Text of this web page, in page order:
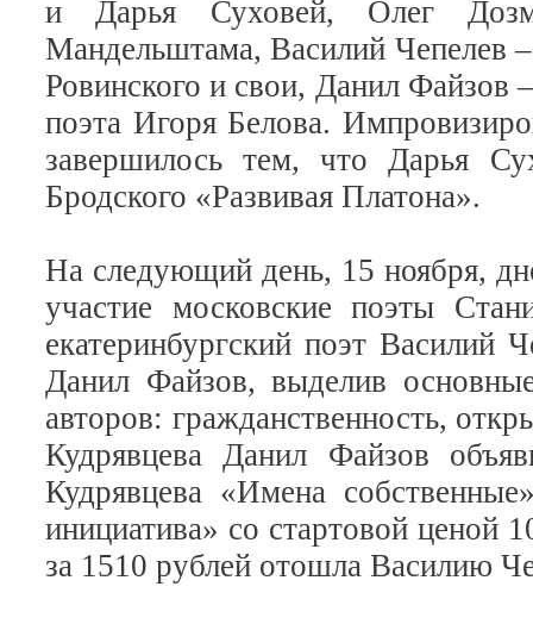
и Дарья Суховей, Олег
Мандельштама, Василий Чепелев
Ровинского и свои, Данил Файзов
поэта Игоря Белова.
завершилось тем, что Дарья
Бродского «Развивая Платона».
На следующий день, 15 ноября,
участие московские поэты
екатеринбургский поэт
Данил Файзов, выделив
авторов: гражданственность,
Кудрявцева Данил Файзов
Кудрявцева «Имена
инициатива» со стартовой ценой
за 1510 рублей отошла Василию